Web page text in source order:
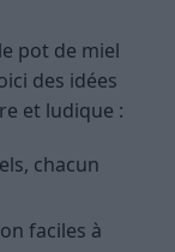
pot de miel
des idées
et ludique :
chacun
faciles à